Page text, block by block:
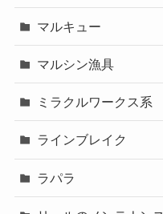
マルキュー
マルシン漁具
ミラクルワークス系
ラインブレイク
ラパラ